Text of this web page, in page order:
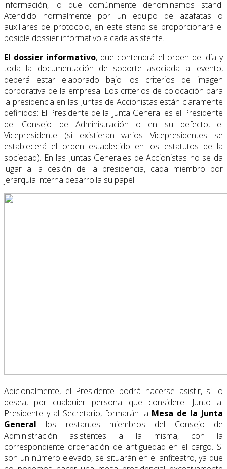
información, lo que comúnmente denominamos stand.
Atendido normalmente por un equipo de azafatas o
auxiliares de protocolo, en este stand se proporcionará el
posible dossier informativo a cada asistente.
El dossier informativo, que contendrá el orden del día y
toda la documentación de soporte asociada al evento,
deberá estar elaborado bajo los criterios de imagen
corporativa de la empresa. Los criterios de colocación para
la presidencia en las Juntas de Accionistas están claramente
definidos: El Presidente de la Junta General es el Presidente
del Consejo de Administración o en su defecto, el
Vicepresidente (si existieran varios Vicepresidentes se
establecerá el orden establecido en los estatutos de la
sociedad). En las Juntas Generales de Accionistas no se da
lugar a la cesión de la presidencia, cada miembro por
jerarquía interna desarrolla su papel.
Adicionalmente, el Presidente podrá hacerse asistir, si lo
desea, por cualquier persona que considere. Junto al
Presidente y al Secretario, formarán la Mesa de la Junta
General los restantes miembros del Consejo de
Administración asistentes a la misma, con la
correspondiente ordenación de antigüedad en el cargo. Si
son un número elevado, se situarán en el anfiteatro, ya que